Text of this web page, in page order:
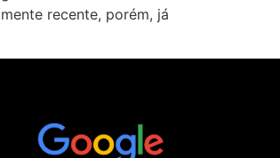
recente, porém, já